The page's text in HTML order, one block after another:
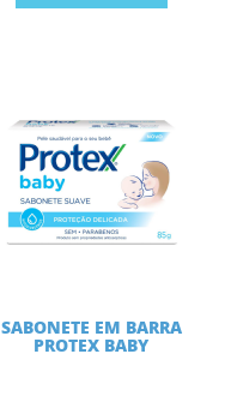
SABONETE EM BARRA
PROTEX BABY